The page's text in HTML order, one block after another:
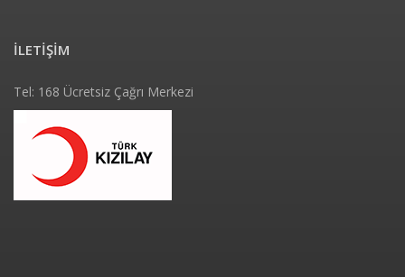
İLETİŞİM
Tel: 168 Ücretsiz Çağrı Merkezi